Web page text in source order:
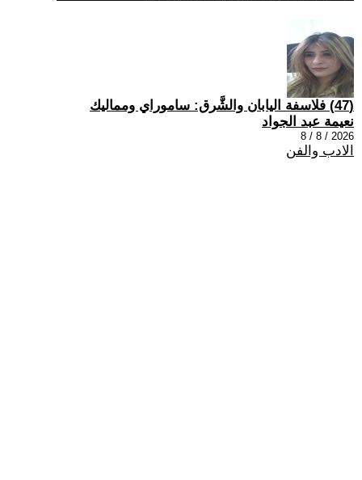
(47) فلاسفة اليابان والشَّرق: ساموراي ومماليك
نعيمة عبد الجواد
2026 / 8 / 8
الادب والفن